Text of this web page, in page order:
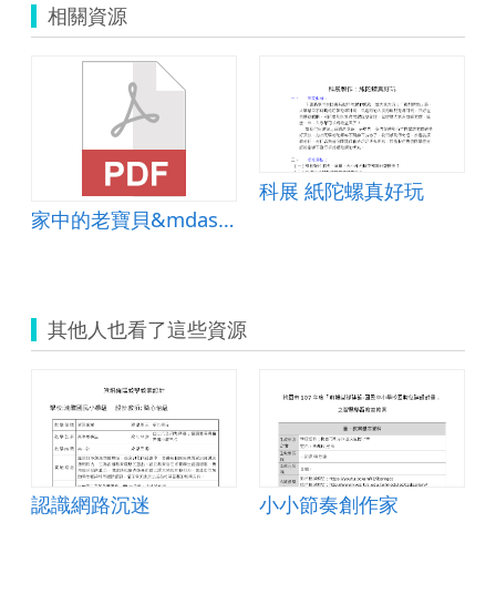
相關資源
家中的老寶貝&mdash;高齡者行的安全
科展 紙陀螺真好玩
其他人也看了這些資源
認識網路沉迷 小小節奏創作家